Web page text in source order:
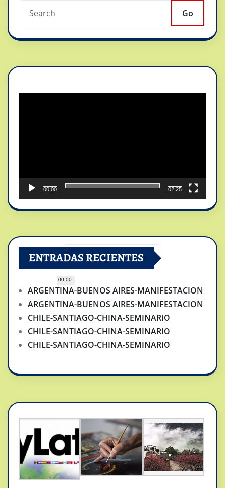
Go
00:00
00:00
02:25
ENTRADAS RECIENTES
ARGENTINA-BUENOS AIRES-MANIFESTACION
ARGENTINA-BUENOS AIRES-MANIFESTACION
CHILE-SANTIAGO-CHINA-SEMINARIO
CHILE-SANTIAGO-CHINA-SEMINARIO
CHILE-SANTIAGO-CHINA-SEMINARIO